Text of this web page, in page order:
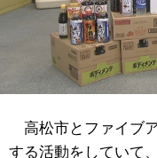
高松市とファイブ
する活動をしていて